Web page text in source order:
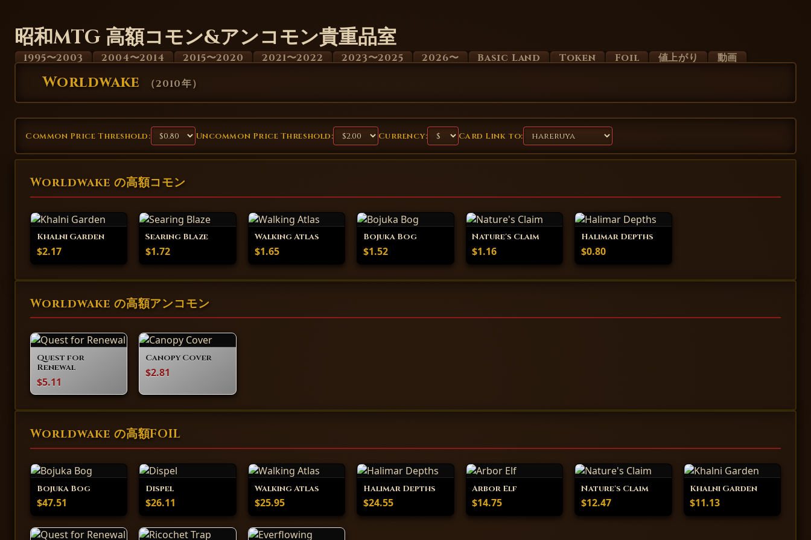
昭和MTG 高額コモン&アンコモン貴重品室
1995〜2003 2004〜2014 2015〜2020 2021〜2022 2023〜2025 2026〜 Basic Land Token Foil 値上がり 動画
Worldwake （2010年）
Common Price Threshold: Uncommon Price Threshold: Currency: Card Link to:
Worldwake の高額コモン
Khalni Garden
$2.17
Searing Blaze
$1.72
Walking Atlas
$1.65
Bojuka Bog
$1.52
Nature's Claim
$1.16
Halimar Depths
$0.80
Worldwake の高額アンコモン
Quest for
Renewal
$5.11
Canopy Cover
$2.81
Worldwake の高額FOIL
Bojuka Bog
$47.51
Dispel
$26.11
Walking Atlas
$25.95
Halimar Depths
$24.55
Arbor Elf
$14.75
Nature's Claim
$12.47
Khalni Garden
$11.13